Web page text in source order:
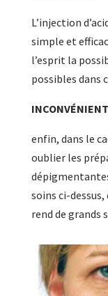
L’injection
simple et
l’esprit la
possibles dans
enfin, dans le
oublier les
soins ci-
rend de grands